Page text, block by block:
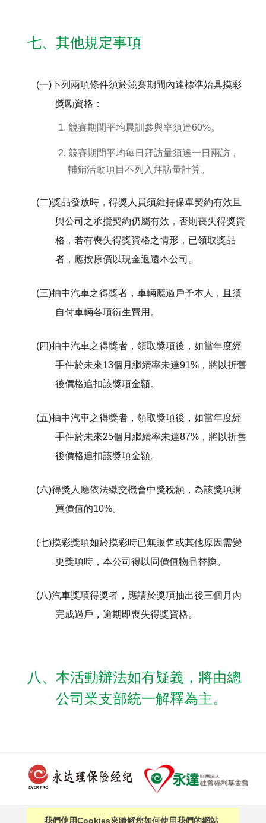
七、其他規定事項
(一)下列兩項條件須於競賽期間內達標準始具摸彩
獎勵資格：
1. 競賽期間平均晨訓參與率須達60%。
2. 競賽期間平均每日拜訪量須達一日兩訪，
輔銷活動項目不列入拜訪量計算。
(二)獎品發放時，得獎人員須維持保單契約有效且
與公司之承攬契約仍屬有效，否則喪失得獎資
格，若有喪失得獎資格之情形，已領取獎品
者，應按原價以現金返還本公司。
(三)抽中汽車之得獎者，車輛應過戶予本人，且須
自付車輛各項衍生費用。
(四)抽中汽車之得獎者，領取獎項後，如當年度經
手件於未來13個月繼續率未達91%，將以折舊
後價格追扣該獎項金額。
(五)抽中汽車之得獎者，領取獎項後，如當年度經
手件於未來25個月繼續率未達87%，將以折舊
後價格追扣該獎項金額。
(六)得獎人應依法繳交機會中獎稅額，為該獎項購
買價值的10%。
(七)摸彩獎項如於摸彩時已無販售或其他原因需變
更獎項時，本公司得以同價值物品替換。
(八)汽車獎項得獎者，應請於獎項抽出後三個月內
完成過戶，逾期即喪失得獎資格。
八、本活動辦法如有疑義，將由總
公司業支部統一解釋為主。
我們使用Cookies來瞭解您如何使用我們的網站